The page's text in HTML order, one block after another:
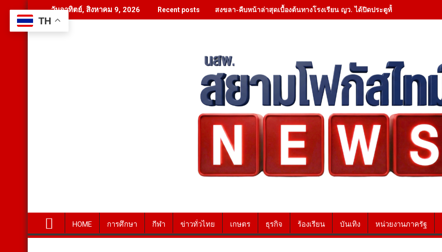
to
content
วันอาทิตย์, สิงหาคม 9, 2026 Recent posts สงขลา-คืบหน้าล่าสุดเบื้องต้นทางโรงเรียน ญว. ได้ปิดประตูทั้งหมด
HOME การศึกษา กีฬา ข่าวทั่วไทย เกษตร ธุรกิจ ร้องเรียน บันเทิง หน่วยงานภาครัฐ
TH